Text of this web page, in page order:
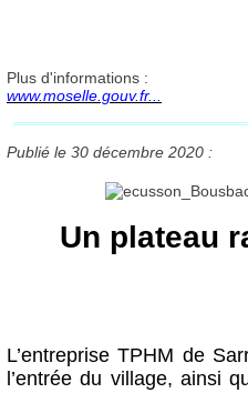
Plus d'informations :
www.moselle.gouv.fr...
Publié le 30 décembre 2020 :
Un plateau
L’entreprise TPHM de
l’entrée du village, ainsi